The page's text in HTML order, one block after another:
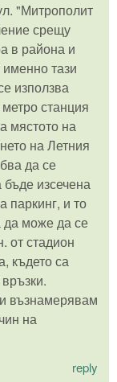
"Митрополит
срещу
в района и
тази
използва
станция
мястото на
на Летния
да се
изсечена
паркинг, и то
да може да се
от стадион
където са
възнамерявам
на
reply